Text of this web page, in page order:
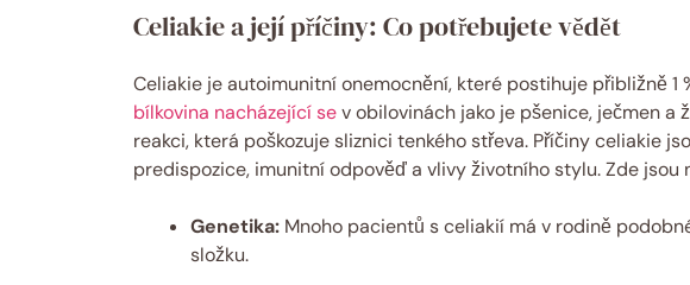
Celiakie a její ⁢příčiny: Co potřebujete vědět
Celiakie je autoimunitní onemocnění, které postihuje přibližně 1
bílkovina nacházející sev obilovinách jako je pšenice, ječmen a
reakci, která poškozuje ‍sliznici tenkého střeva. Příčiny celiakie
predispozice, ⁤imunitní odpověď ‌a vlivy životního⁢ stylu. Zde jsou
Genetika: Mnoho pacientů s celiakií má v rodině
složku.